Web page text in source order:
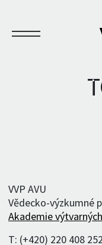
Archivy
VVP
VVP AVU
Vědecko-výzkumné
Akademie
T: (+420) 220 408 252